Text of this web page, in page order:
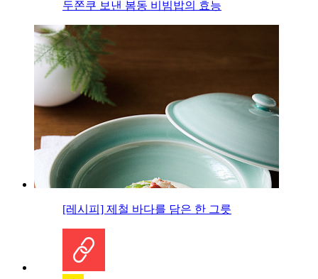
두쫀쿠 보낸 봄동 비빔밥의 효능
[레시피] 제철 바다를 담은 한 그릇